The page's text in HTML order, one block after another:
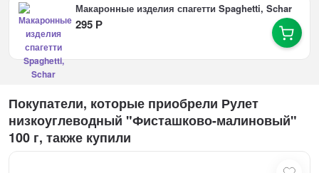
Макаронные изделия спагетти Spaghetti, Schar
295 Р
Покупатели, которые приобрели Рулет
низкоуглеводный "Фисташково-малиновый"
100 г, также купили